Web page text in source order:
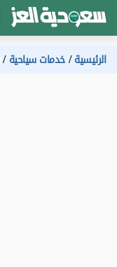
الرئيسية خدمات سياحية